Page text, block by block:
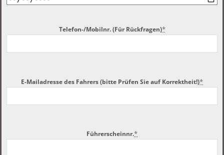
Telefon-/Mobilnr. (Für Rückfragen)*
E-Mailadresse des Fahrers (bitte Prüfen Sie auf Korrektheit!)*
Führerscheinnr.*